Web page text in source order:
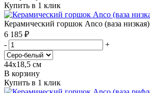
Купить в 1 клик
Керамический горшок Anco (ваза низкая)
6 185 ₽
-
+
44х18,5 см
В корзину
Купить в 1 клик